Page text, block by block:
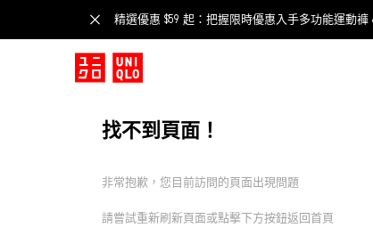
精選優惠 $59 起：把握限時優惠入手多功能運動褲
找不到頁面！
非常抱歉，您目前訪問的頁面出現問題
請嘗試重新刷新頁面或點擊下方按鈕返回首頁